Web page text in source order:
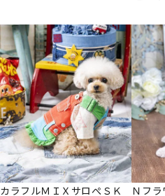
カラフルＭＩＸサロぺＳＫ
Ｎフラ